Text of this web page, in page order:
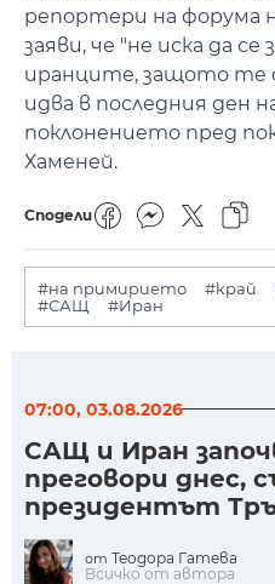
репортери на форума
заяви, че "не иска да се
иранците, защото те
идва в последния ден
поклонението пред
Хаменей.
Сподели
#на примирието #край
#САЩ
#Иран
07:00, 03.08.2026
САЩ и Иран
преговори днес,
президентът
от Теодора Гатева
Всичко от автора